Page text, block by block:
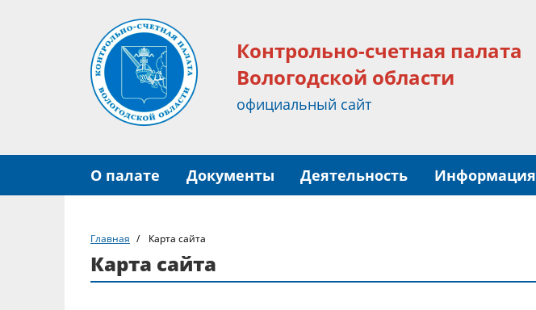
Контрольно-счетная палата
Вологодской области
официальный сайт
О палате Документы Деятельность Информация
Главная Карта сайта
Карта сайта